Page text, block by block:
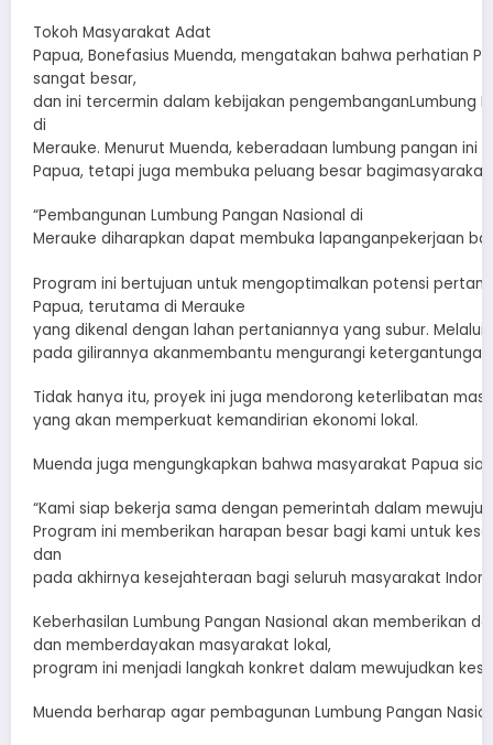
Tokoh Masyarakat Adat
Papua, Bonefasius Muenda, mengatakan bahwa perhatian
sangat besar,
dan ini tercermin dalam kebijakan pengembanganLumbung
di
Merauke. Menurut Muenda, keberadaan lumbung pangan
Papua, tetapi juga membuka peluang besar
“Pembangunan Lumbung Pangan Nasional di
Merauke diharapkan dapat membuka lapanganpekerjaan
Program ini bertujuan untuk mengoptimalkan potensi
Papua, terutama di Merauke
yang dikenal dengan lahan pertaniannya yang subur.
pada gilirannya akanmembantu mengurangi
Tidak hanya itu, proyek ini juga mendorong keterlibatan
yang akan memperkuat kemandirian ekonomi lokal.
Muenda juga mengungkapkan bahwa masyarakat Papua
“Kami siap bekerja sama dengan pemerintah dalam
Program ini memberikan harapan besar bagi kami untuk
dan
pada akhirnya kesejahteraan bagi seluruh masyarakat
Keberhasilan Lumbung Pangan Nasional akan memberikan
dan memberdayakan masyarakat lokal,
program ini menjadi langkah konkret dalam mewujudkan
Muenda berharap agar pembagunan Lumbung Pangan